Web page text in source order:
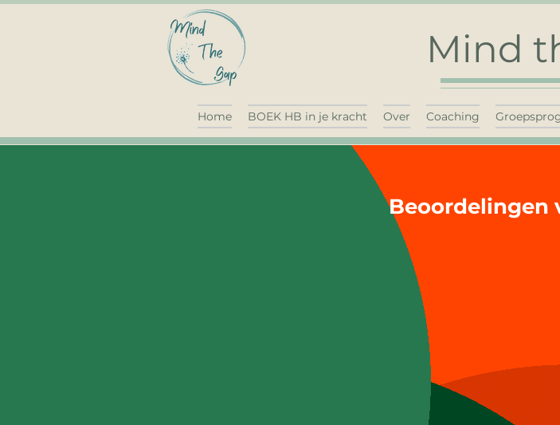
Mind
Home BOEK HB in je kracht Over Coaching
Beoordelingen